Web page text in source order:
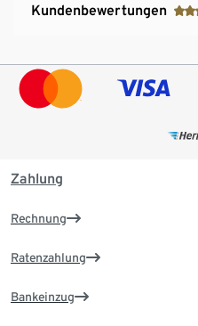
Kundenbewertungen
Zahlung
Rechnung
Ratenzahlung
Bankeinzug